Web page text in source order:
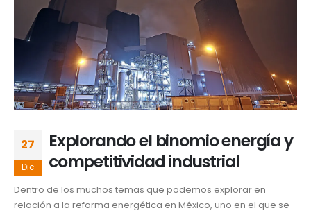
27
Dic
Explorando el binomio energía y
competitividad industrial
Dentro de los muchos temas que podemos explorar en
relación a la reforma energética en México, uno en el que se